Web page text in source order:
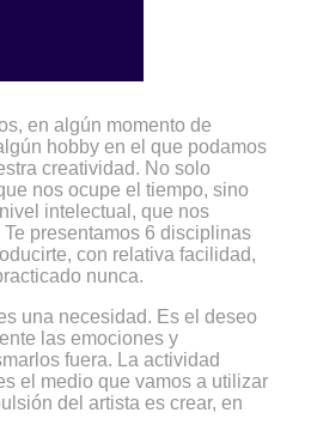
en algún momento de
hobby en el que podamos
creatividad. No solo
nos ocupe el tiempo, sino
intelectual, que nos
presentamos 6 disciplinas
con relativa facilidad,
nunca.
una necesidad. Es el deseo
las emociones y
fuera. La actividad
el medio que vamos a utilizar
del artista es crear, en